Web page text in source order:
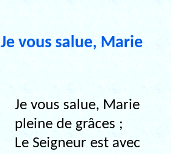
Je vous salue, Marie
Je vous salue, Marie
pleine de grâces ;
Le Seigneur est avec